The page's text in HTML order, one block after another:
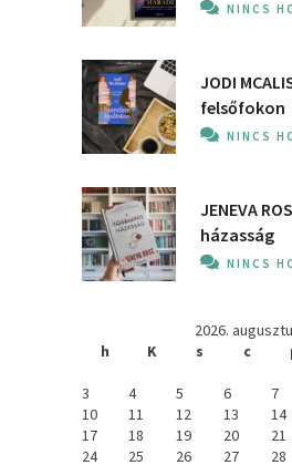
NINCS
JODI
felsőfokon
NINCS
JENEVA
házasság
NINCS
2026.
h
K s c
3
4 5 6 7
10
11 12 13 14
17
18 19 20 21
24
25 26 27 28